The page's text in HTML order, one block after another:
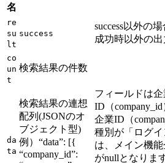
名
re
su
lt
success
success以外の
成功時以外の
co
un
t
検索結果の件数
da
ta
検索結果の連想
配列(JSONのオ
ブジェクト型)
例）“data”: [{
“company_id”:
フィールドは
ID（
企業ID（
種別が「ログ
は、メイン機能
がnullとなりま